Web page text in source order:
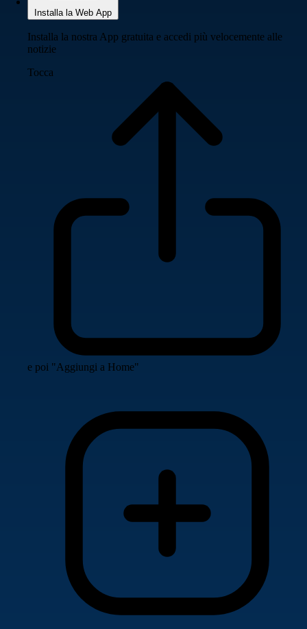
Installa la Web App
Installa la nostra App gratuita e accedi più velocemente alle
notizie
Tocca
e poi "Aggiungi a Home"